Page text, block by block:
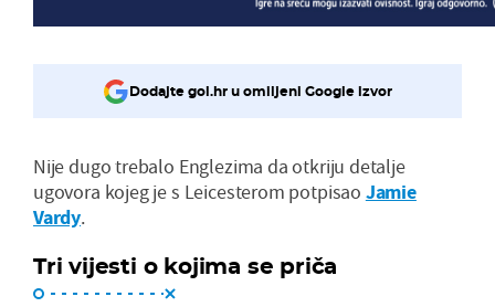
Dodajte gol.hr u omiljeni Google izvor
Nije dugo trebalo Englezima da otkriju detalje
ugovora kojeg je s Leicesterom potpisao Jamie
Vardy.
Tri vijesti o kojima se priča